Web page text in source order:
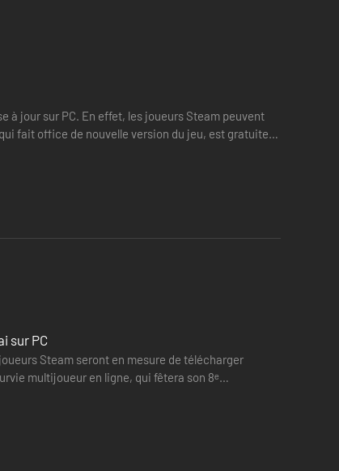
à jour sur PC. En effet, les joueurs Steam peuvent
fait office de nouvelle version du jeu, est gratuite
sur PC
Steam seront en mesure de télécharger
multijoueur en ligne, qui fêtera son 8ᵉ